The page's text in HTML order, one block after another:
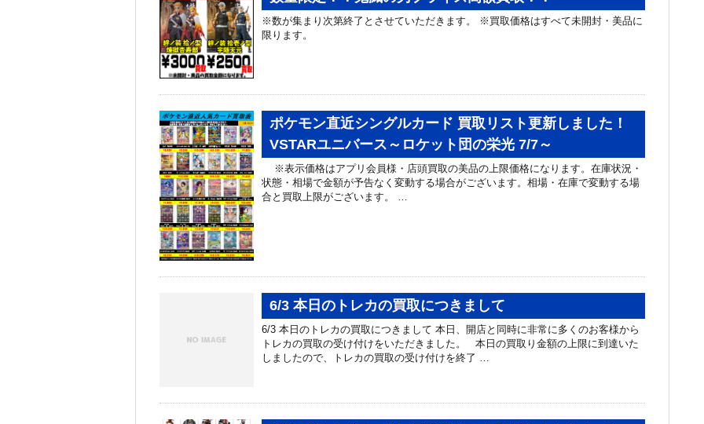
※数が集まり次第終了とさせていただきます。 ※買取価格はすべて未開封・美品に
限ります。
ポケモン直近シングルカード 買取リスト更新しました！
VSTARユニバース～ロケット団の栄光 7/7～
※表示価格はアプリ会員様・店頭買取の美品の上限価格になります。在庫状況・
状態・相場で金額が予告なく変動する場合がございます。相場・在庫で変動する場
合と買取上限がございます。 …
6/3 本日のトレカの買取につきまして
6/3 本日のトレカの買取につきまして 本日、開店と同時に非常に多くのお客様から
トレカの買取の受け付けをいただきました。 本日の買取り金額の上限に到達いた
しましたので、トレカの買取の受け付けを終了 …